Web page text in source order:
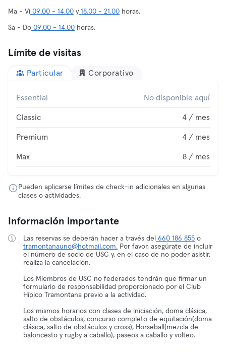
Ma - Vi 09.00 - 14.00 y 18.00 - 21.00 horas.
Sa - Do 09.00 - 14.00 horas.
Límite de visitas
Particular Corporativo
Essential No disponible aquí
Classic 4 / mes
Premium 4 / mes
Max 8 / mes
Pueden aplicarse límites de check-in adicionales en algunas
clases o actividades.
Información importante
Las reservas se deberán hacer a través del 660 186 855 o
tramontanauno@hotmail.com. Por favor, asegúrate de incluir
el número de socio de USC y, en el caso de no poder asistir,
realiza la cancelación.
Los Miembros de USC no federados tendrán que firmar un
formulario de responsabilidad proporcionado por el Club
Hípico Tramontana previo a la actividad.
Los mismos horarios con clases de iniciación, doma clásica,
salto de obstáculos, concurso completo de equitación(doma
clásica, salto de obstáculos y cross), Horseball(mezcla de
baloncesto y rugby a caballo), paseos a caballo y volteo.